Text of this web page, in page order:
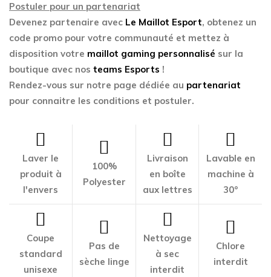
Postuler pour un partenariat
Devenez partenaire avec Le Maillot Esport, obtenez un
code promo pour votre communauté et mettez à
disposition votre maillot gaming personnalisé sur la
boutique avec nos teams Esports !
Rendez-vous sur notre page dédiée au partenariat
pour connaitre les conditions et postuler.
Laver le
produit à
l'envers
100%
Polyester
Livraison
en boîte
aux lettres
Lavable en
machine à
30°
Coupe
standard
unisexe
Pas de
sèche linge
Nettoyage
à sec
interdit
Chlore
interdit